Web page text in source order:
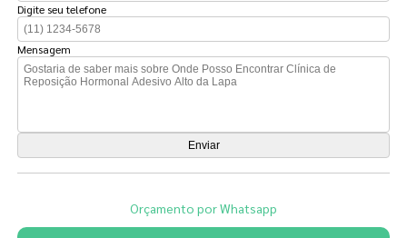
Digite seu telefone
Mensagem
Orçamento por Whatsapp